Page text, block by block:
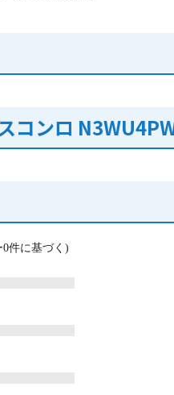
コンロ
件に基づく)